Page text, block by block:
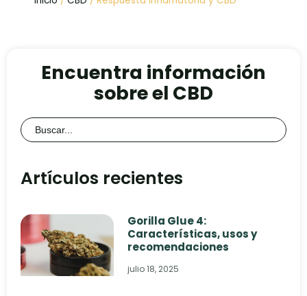
Encuentra información
sobre el CBD
Buscar:
Artículos recientes
Gorilla Glue 4:
Características, usos y
recomendaciones
julio 18, 2025